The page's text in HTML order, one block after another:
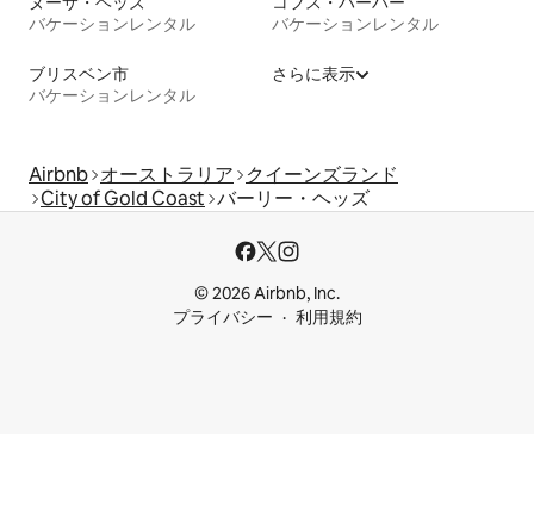
バケーションレンタル
バケーションレンタル
ブリスベン市
バケーションレンタル
さらに表示
Airbnb オーストラリア
クイーンズランド
City of Gold Coast バーリー・ヘッズ
© 2026 Airbnb, Inc.
プライバシー
利用規約